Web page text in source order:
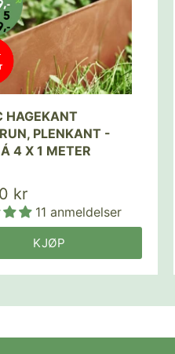
HAGEKANT
PLENKANT -
4 X 1 METER
kr
11 anmeldelser
KJØP